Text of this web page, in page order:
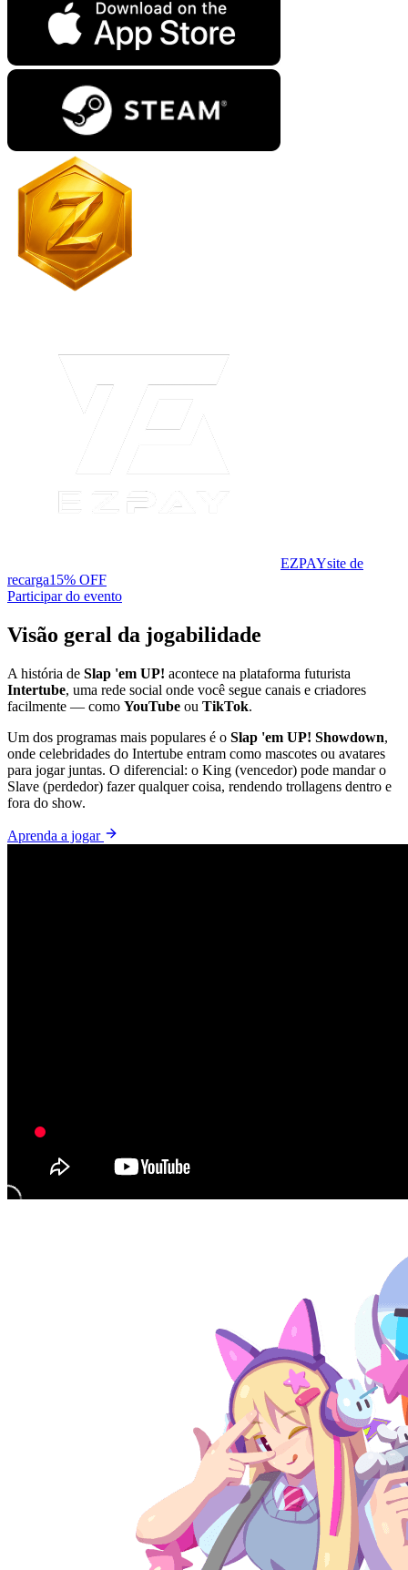
EZPAYsite de
recarga15% OFF
Participar do evento
Visão geral da jogabilidade
A história de Slap 'em UP! acontece na plataforma futurista
Intertube, uma rede social onde você segue canais e criadores
facilmente — como YouTube ou TikTok.
Um dos programas mais populares é o Slap 'em UP! Showdown,
onde celebridades do Intertube entram como mascotes ou avatares
para jogar juntas. O diferencial: o King (vencedor) pode mandar o
Slave (perdedor) fazer qualquer coisa, rendendo trollagens dentro e
fora do show.
Aprenda a jogar